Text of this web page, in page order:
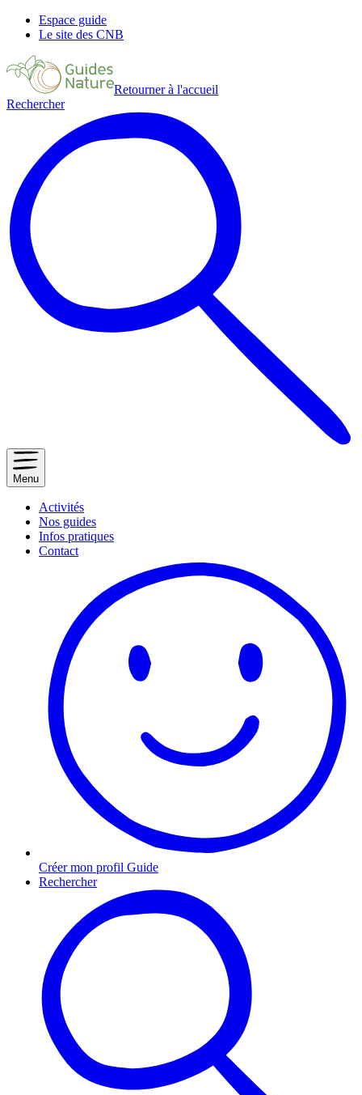
Espace guide
Le site des CNB
Retourner à l'accueil
Rechercher
Menu
Activités
Nos guides
Infos pratiques
Contact
Créer mon profil Guide
Rechercher